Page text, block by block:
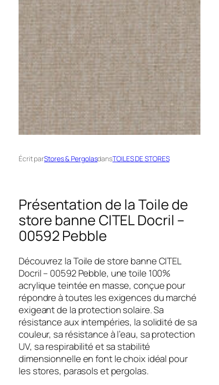
Écrit parStores & PergolasdansTOILES DE STORES
Présentation de la Toile de
store banne CITEL Docril –
00592 Pebble
Découvrez la Toile de store banne CITEL
Docril – 00592 Pebble, une toile 100%
acrylique teintée en masse, conçue pour
répondre à toutes les exigences du marché
exigeant de la protection solaire. Sa
résistance aux intempéries, la solidité de sa
couleur, sa résistance à l’eau, sa protection
UV, sa respirabilité et sa stabilité
dimensionnelle en font le choix idéal pour
les stores, parasols et pergolas.